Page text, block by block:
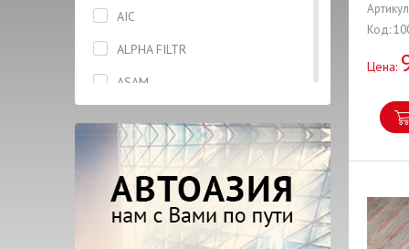
Глушитель
Гофра
Датчик
Дверь
AIC
ALPHA FILTR
ASAM
BLUE PRINT
BOSAL
BOSCH
Код:
Цена: